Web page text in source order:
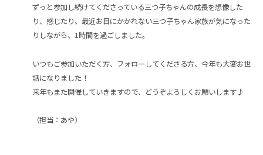
ずっと参加し続けてくださっている三つ子ちゃんの成長を想像した
り、感じたり、最近お目にかかれない三つ子ちゃん家族が気になった
りしながら、1時間を過ごしました。
いつもご参加いただく方、フォローしてくださる方、今年も大変お世
話になりました！
来年もまた開催していきますので、どうぞよろしくお願いします♪
（担当：あや）